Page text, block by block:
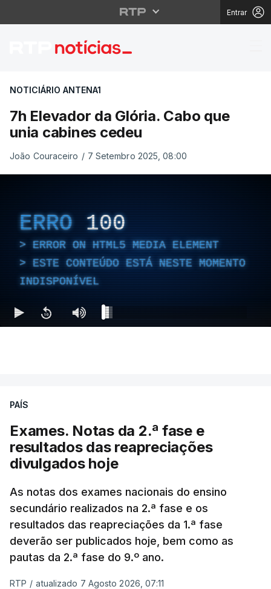
Entrar
7h Elevador da
NOTICIÁRIO ANTENA1
7h Elevador da Glória. Cabo que
unia cabines cedeu
João Couraceiro / 7 Setembro 2025, 08:00
ERRO 100
ERROR ON HTML5 MEDIA ELEMENT
ESTE CONTEÚDO ESTÁ NESTE MOMENTO
INDISPONÍVEL
PAÍS
Exames. Notas da 2.ª fase e
resultados das reapreciações
divulgados hoje
As notas dos exames nacionais do ensino
secundário realizados na 2.ª fase e os
resultados das reapreciações da 1.ª fase
deverão ser publicados hoje, bem como as
pautas da 2.ª fase do 9.º ano.
RTP / atualizado 7 Agosto 2026, 07:11